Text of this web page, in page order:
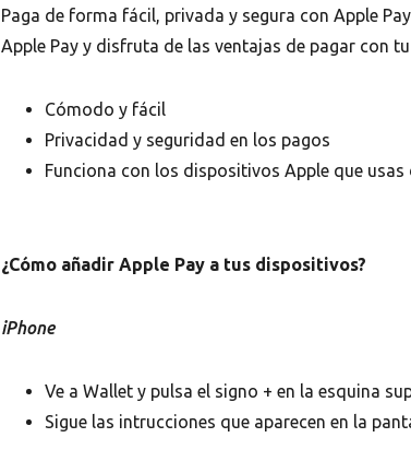
Paga de forma fácil, privada y segura con Apple
Apple Pay y disfruta de las ventajas de pagar con
Cómodo y fácil
Privacidad y seguridad en los pagos
Funciona con los dispositivos Apple que usas
¿Cómo añadir Apple Pay a tus dispositivos?
iPhone
Ve a Wallet y pulsa el signo + en la esquina
Sigue las intrucciones que aparecen en la